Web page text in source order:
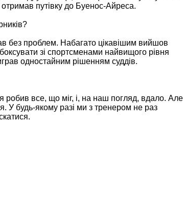
путівку до Буенос-Айреса.
без проблем. Набагато цікавішим вийшов
зі спортсменами найвищого рівня
одностайним рішенням суддів.
робив все, що міг, і, на наш погляд, вдало. Але
У будь-якому разі ми з тренером не раз